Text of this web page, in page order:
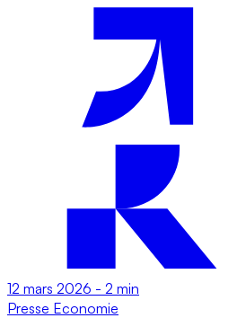
12 mars 2026 - 2 min
Presse Economie